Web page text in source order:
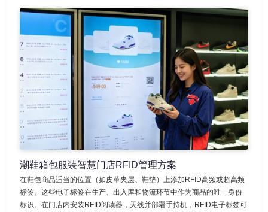
潮鞋箱包服装智慧门店RFID管理方案
在鞋包商品适当的位置（如皮革夹层、鞋垫）上添加RFID高频或超高频
标签。这些电子标签在生产、出入库和物流环节中作为商品的唯一身份
标识。在门店内安装RFID阅读器，天线并部署手持机，RFID电子标签可